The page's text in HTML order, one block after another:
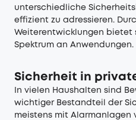
unterschiedliche
effizient zu adressieren.
Weiterentwicklungen bietet
Spektrum an Anwendungen.
Sicherheit in
In vielen Haushalten sind
wichtiger Bestandteil der
meistens mit Alarmanlagen